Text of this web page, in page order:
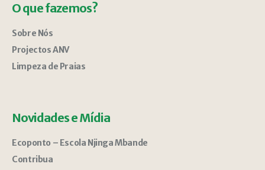
O que fazemos?
Sobre Nós
Projectos ANV
Limpeza de Praias
Novidades e Mídia
Ecoponto – Escola Njinga Mbande
Contribua